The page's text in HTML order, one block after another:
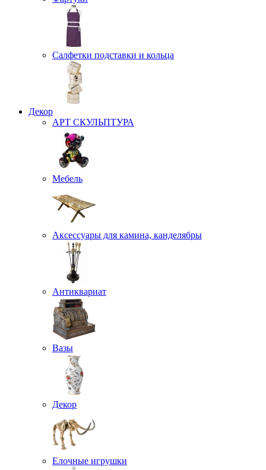
Салфетки подставки и кольца
Декор
АРТ СКУЛЬПТУРА
Мебель
Аксессуары для камина, канделябры
Антиквариат
Вазы
Декор
Елочные игрушки